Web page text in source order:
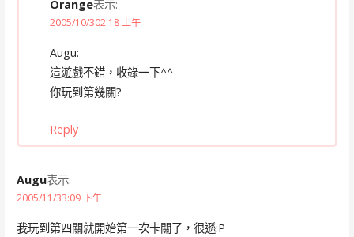
Orange表示:
2005/10/302:18 上午
Augu:
這遊戲不錯，收錄一下^^
你玩到第幾關?
Reply
Augu表示:
2005/11/33:09 下午
我玩到第四關就開始第一次卡關了，很遜:P